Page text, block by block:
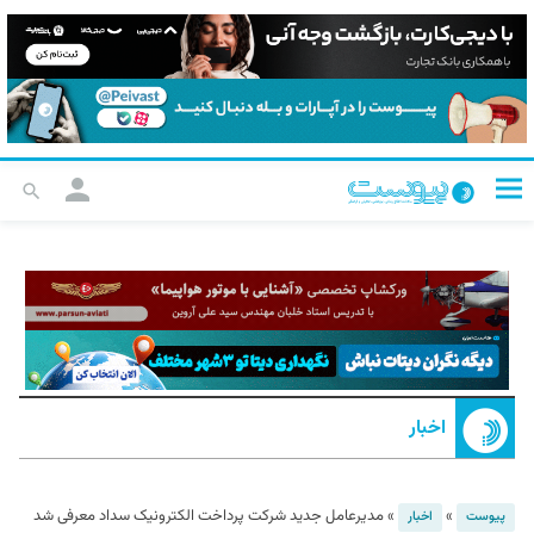
اخبار
پیوست » اخبار »مدیرعامل جدید شرکت پرداخت الکترونیک سداد معرفی شد